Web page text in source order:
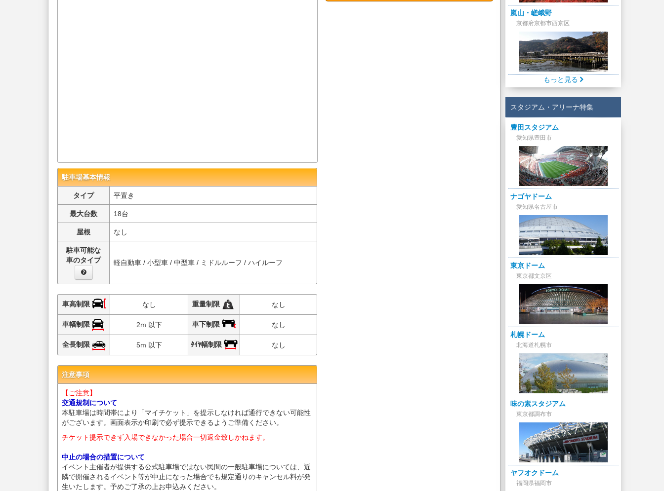
駐車場基本情報
タイプ 平置き
最大台数 18台
屋根 なし
駐車可能な
車のタイプ
軽自動車 / 小型車 / 中型車 / ミドルルーフ / ハイルーフ
車高制限 なし 重量制限 なし
車幅制限 2m 以下 車下制限 なし
全長制限 5m 以下 ﾀｲﾔ幅制限 なし
注意事項
【ご注意】
交通規制について
本駐車場は時間帯により「マイチケット」を提示しなければ通行できない可能性
がございます。画面表示か印刷で必ず提示できるようご準備ください。
チケット提示できず入場できなかった場合一切返金致しかねます。
中止の場合の措置について
イベント主催者が提供する公式駐車場ではない民間の一般駐車場については、近
隣で開催されるイベント等が中止になった場合でも規定通りのキャンセル料が発
生いたします。予めご了承の上お申込みください。
嵐山・嵯峨野
京都府京都市西京区
もっと見る
スタジアム・アリーナ特集
豊田スタジアム
愛知県豊田市
ナゴヤドーム
愛知県名古屋市
東京ドーム
東京都文京区
札幌ドーム
北海道札幌市
味の素スタジアム
東京都調布市
ヤフオクドーム
福岡県福岡市